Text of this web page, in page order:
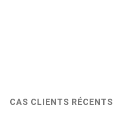
CAS CLIENTS RÉCENTS